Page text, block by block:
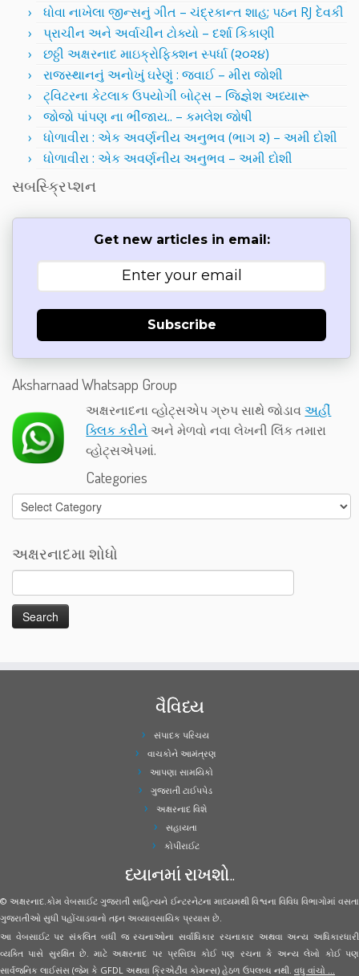
ધોવા નાખેલા જીન્સનું ગીત – ચંદ્રકાન્ત શાહ; પઠન RJ દેવકી
પ્રાચીન અને અર્વાચીન ટોક્યો – દર્શા કિકાણી
છઠ્ઠી અક્ષરનાદ માઇક્રોફિક્શન સ્પર્ધા (૨૦૨૪)
રાજસ્થાનનું અનોખું ઘરેણું : જવાઈ – મીરા જોશી
ટ્વિટરના કેટલાક ઉપયોગી બોટ્સ – જિજ્ઞેશ અધ્યારૂ
જોજો પાંપણ ના ભીંજાય.. – કમલેશ જોષી
ધોળાવીરા : એક અવર્ણનીય અનુભવ (ભાગ ૨) – અમી દોશી
ધોળાવીરા : એક અવર્ણનીય અનુભવ – અમી દોશી
સબસ્ક્રિપ્શન
Get new articles in email:
Subscribe
Aksharnaad Whatsapp Group
અક્ષરનાદના વ્હોટ્સએપ ગ્રુપ સાથે જોડાવઅહીં
ક્લિક કરીને અને મેળવો નવા લેખની લિંક તમારા
વ્હોટ્સએપમાં.
Categories
Categories
અક્ષરનાદમા શોધો
વૈવિધ્ય
સંપાદક પરિચય
વાચકોને આમંત્રણ
આપણા સામયિકો
ગુજરાતી ટાઈપપેડ
અક્ષરનાદ વિશે
સહાયતા
કોપીરાઈટ
ધ્યાનમાં રાખશો..
© અક્ષરનાદ.કોમ વેબસાઈટ ગુજરાતી સાહિત્યને ઈન્ટરનેટના માધ્યમથી વિશ્વના વિવિધ વિભાગોમાં વસતા
ગુજરાતીઓ સુધી પહોંચાડવાનો તદ્દન અવ્યાવસાયિક પ્રયાસ છે.
આ વેબસાઈટ પર સંકલિત બધી જ રચનાઓના સર્વાધિકાર રચનાકાર અથવા અન્ય અધિકારધારી
વ્યક્તિ પાસે સુરક્ષિત છે. માટે અક્ષરનાદ પર પ્રસિધ્ધ કોઈ પણ રચના કે અન્ય લેખો કોઈ પણ
સાર્વજનિક લાઈસંસ (જેમ કે GFDL અથવા ક્રિએટીવ કોમન્સ) હેઠળ ઉપલબ્ધ નથી. વધુ વાંચો ...